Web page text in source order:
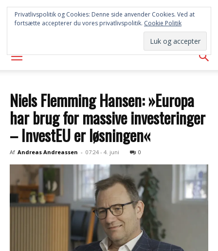
SYD
AVISEN
Niels Flemming Hansen: »Europa
har brug for massive investeringer
– InvestEU er løsningen«
Af Andreas Andreassen - 07:24 - 4. juni 0
Privatlivspolitik og Cookies: Denne side anvender Cookies. Ved at
fortsætte accepterer du vores privatlivspolitik. Cookie Politik